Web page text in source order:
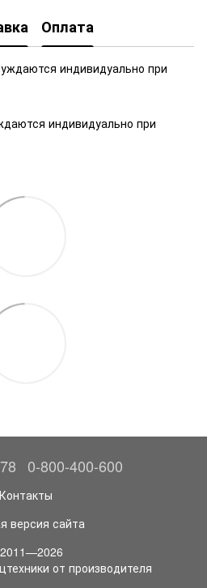
Оплата
индивидуально при
индивидуально при
0-800-400-600
Контакты
версия сайта
от производителя